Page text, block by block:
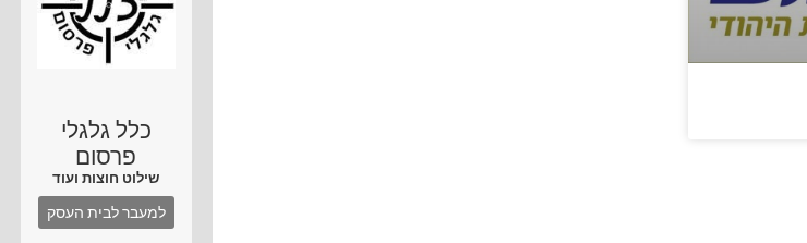
כלל גלגלי
פרסום
שילוט חוצות ועוד
למעבר לבית העסק